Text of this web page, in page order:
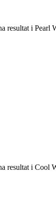
resultat i Pearl
resultat i Cool